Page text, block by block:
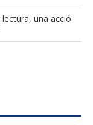
lectura, una acció